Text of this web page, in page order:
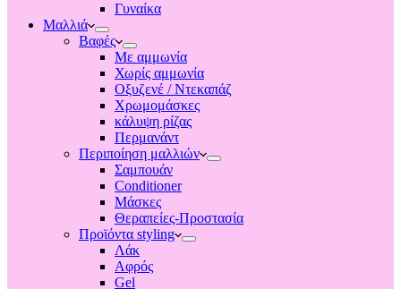
Γυναίκα
Μαλλιά
Βαφές
Με αμμωνία
Χωρίς αμμωνία
Οξυζενέ / Ντεκαπάζ
Χρωμομάσκες
κάλυψη ρίζας
Περμανάντ
Περιποίηση μαλλιών
Σαμπουάν
Conditioner
Μάσκες
Θεραπείες-Προστασία
Προϊόντα styling
Λάκ
Αφρός
Gel